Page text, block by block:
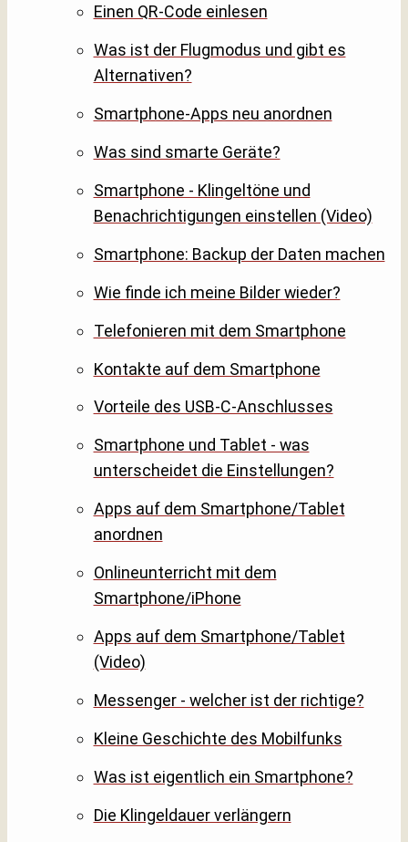
Einen QR-Code einlesen
Was ist der Flugmodus und gibt es
Alternativen?
Smartphone-Apps neu anordnen
Was sind smarte Geräte?
Smartphone - Klingeltöne und
Benachrichtigungen einstellen (Video)
Smartphone: Backup der Daten machen
Wie finde ich meine Bilder wieder?
Telefonieren mit dem Smartphone
Kontakte auf dem Smartphone
Vorteile des USB-C-Anschlusses
Smartphone und Tablet - was
unterscheidet die Einstellungen?
Apps auf dem Smartphone/Tablet
anordnen
Onlineunterricht mit dem
Smartphone/iPhone
Apps auf dem Smartphone/Tablet
(Video)
Messenger - welcher ist der richtige?
Kleine Geschichte des Mobilfunks
Was ist eigentlich ein Smartphone?
Die Klingeldauer verlängern